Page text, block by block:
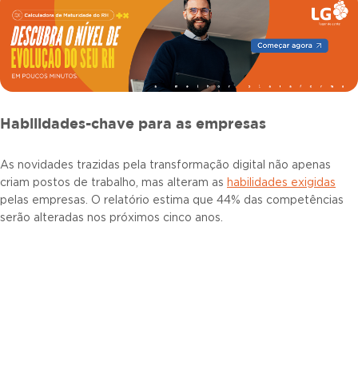
Habilidades-chave para as empresas
As novidades trazidas pela transformação digital não apenas
criam postos de trabalho, mas alteram as habilidades exigidas
pelas empresas. O relatório estima que 44% das competências
serão alteradas nos próximos cinco anos.